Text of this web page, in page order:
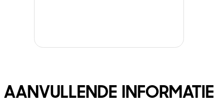
AANVULLENDE INFORMATIE